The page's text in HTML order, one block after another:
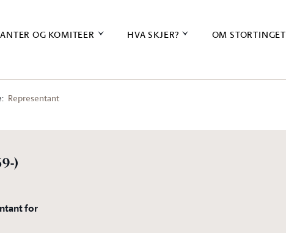
OG KOMITEER HVA SKJER? OM STORTINGET
Representant
)
for